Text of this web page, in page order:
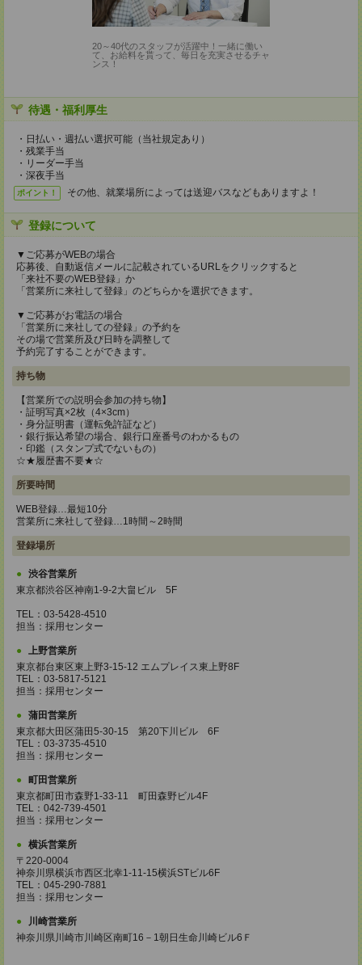
20～40代のスタッフが活躍中！一緒に働い
て、お給料を貰って、毎日を充実させるチャ
ンス！
待遇・福利厚生
・日払い・週払い選択可能（当社規定あり）
・残業手当
・リーダー手当
・深夜手当
ポイント！ その他、就業場所によっては送迎バスなどもありますよ！
登録について
▼ご応募がWEBの場合
応募後、自動返信メールに記載されているURLをクリックすると
「来社不要のWEB登録」か
「営業所に来社して登録」のどちらかを選択できます。
▼ご応募がお電話の場合
「営業所に来社しての登録」の予約を
その場で営業所及び日時を調整して
予約完了することができます。
持ち物
【営業所での説明会参加の持ち物】
・証明写真×2枚（4×3cm）
・身分証明書（運転免許証など）
・銀行振込希望の場合、銀行口座番号のわかるもの
・印鑑（スタンプ式でないもの）
☆★履歴書不要★☆
所要時間
WEB登録…最短10分
営業所に来社して登録…1時間～2時間
登録場所
渋谷営業所
東京都渋谷区神南1-9-2大畠ビル 5F
TEL：03-5428-4510
担当：採用センター
上野営業所
東京都台東区東上野3-15-12 エムプレイス東上野8F
TEL：03-5817-5121
担当：採用センター
蒲田営業所
東京都大田区蒲田5-30-15 第20下川ビル 6F
TEL：03-3735-4510
担当：採用センター
町田営業所
東京都町田市森野1-33-11 町田森野ビル4F
TEL：042-739-4501
担当：採用センター
横浜営業所
〒220-0004
神奈川県横浜市西区北幸1-11-15横浜STビル6F
TEL：045-290-7881
担当：採用センター
川崎営業所
神奈川県川崎市川崎区南町16－1朝日生命川崎ビル6Ｆ